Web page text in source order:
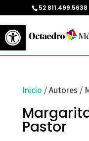
Abrir barra de
52 811.499.5638
Inicio / Autores /
Pastor